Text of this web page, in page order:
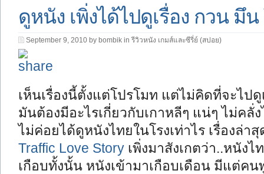
ดูหนัง เพิ่งได้ไปดูเรื่อง กวน มึ
September 9, 2010 by bombik inรีวิวหนัง เกมส์และซีรี่ย์ (สปอย)
เห็นเรื่องนี้ตั้งแต่โปรโมท แต่ไม่คิดที่จะไป
มันต้องมีอะไรเกี่ยวกับเกาหลีๆ แน่ๆ ไม่คลั่
ไม่ค่อยได้ดูหนังไทยในโรงเท่าไร เรื่องล่า
Traffic Love Story เพิ่งมาสังเกตว่า..หนัง
เกือบทั้งนั้น หนังเข้ามาเกือบเดือน มีแต่ค